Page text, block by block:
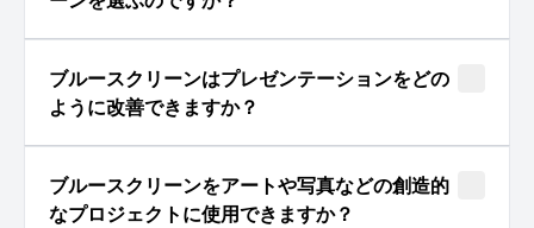
ブルースクリーンはプレゼンテーションをどの
ように改善できますか？
ブルースクリーンをアートや写真などの創造的
なプロジェクトに使用できますか？